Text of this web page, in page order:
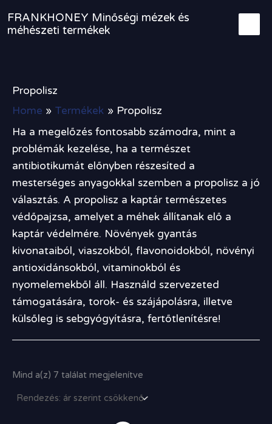
content
FRANKHONEY Minőségi mézek és
méhészeti termékek
Propolisz
Home
Termékek
Propolisz
Ha a megelőzés fontosabb számodra, mint a
problémák kezelése, ha a természet
antibiotikumát előnyben részesíted a
mesterséges anyagokkal szemben a propolisz a jó
választás. A propolisz a kaptár természetes
védőpajzsa, amelyet a méhek állítanak elő a
kaptár védelmére. Növények gyantás
kivonataiból, viaszokból, flavonoidokból, növényi
antioxidánsokból, vitaminokból és
nyomelemekből áll. Használd szervezeted
támogatására, torok- és szájápolásra, illetve
külsőleg is sebgyógyításra, fertőtlenítésre!
Mind a(z) 7 találat megjelenítve
price: